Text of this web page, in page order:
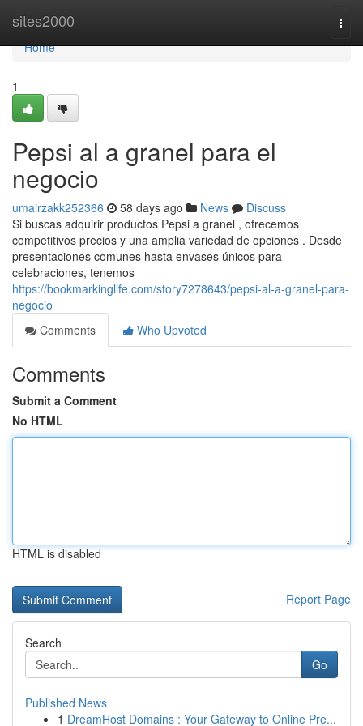
sites2000
Home
Home
1
Pepsi al a granel para el
negocio
umairzakk252366 58 days ago News
Discuss
Si buscas adquirir productos Pepsi a granel , ofrecemos
competitivos precios y una amplia variedad de opciones . Desde
presentaciones comunes hasta envases únicos para
celebraciones, tenemos
https://bookmarkinglife.com/story7278643/pepsi-al-a-granel-para-
negocio
Comments
Who Upvoted
Comments
Submit a Comment
No HTML
HTML is disabled
Report Page
Search
Go
Published News
1 DreamHost Domains : Your Gateway to Online Pre...